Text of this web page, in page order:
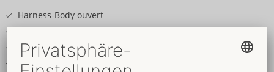
Harness-Body ouvert
Inklusive 2 Fesseln an Karabinerketten
Edler schwarzer Mattlook
Weiche elastische Riemen